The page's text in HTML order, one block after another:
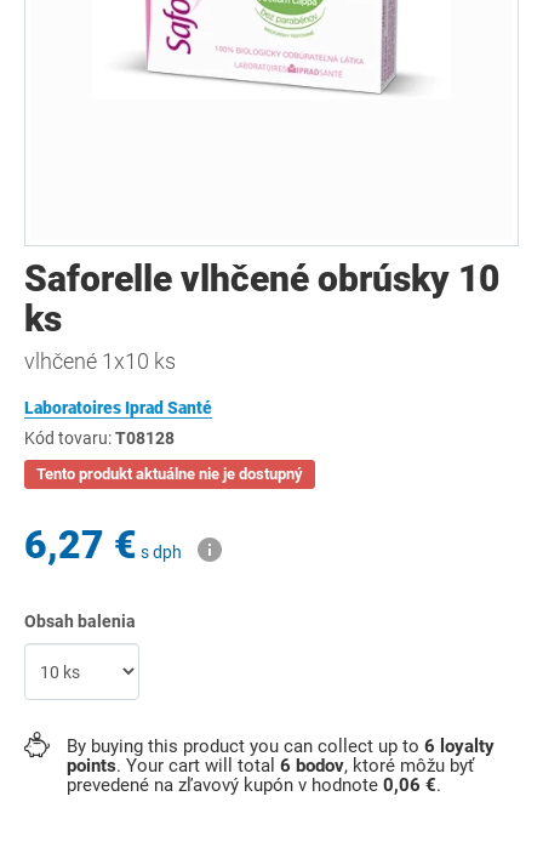
Saforelle vlhčené obrúsky 10
ks
vlhčené 1x10 ks
Laboratoires Iprad Santé
Kód tovaru:T08128
Tento produkt aktuálne nie je dostupný
6,27 € s dph
Obsah balenia
By buying this product you can collect up to 6 loyalty
points. Your cart will total 6 bodov, ktoré môžu byť
prevedené na zľavový kupón v hodnote 0,06 €.